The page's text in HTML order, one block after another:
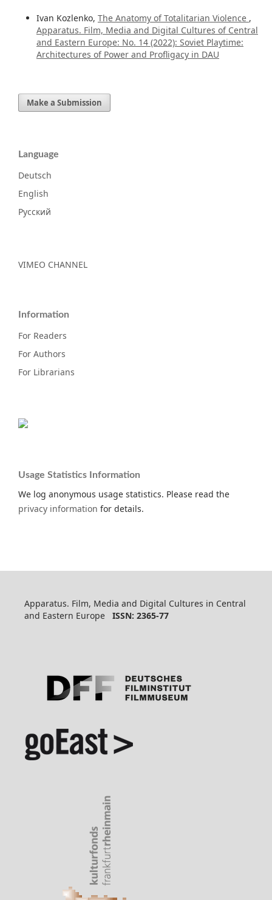
Ivan Kozlenko, The Anatomy of Totalitarian Violence ,
Apparatus. Film, Media and Digital Cultures of Central
and Eastern Europe: No. 14 (2022): Soviet Playtime:
Architectures of Power and Profligacy in DAU
Make a Submission
Language
Deutsch
English
Русский
VIMEO CHANNEL
Information
For Readers
For Authors
For Librarians
Usage Statistics Information
We log anonymous usage statistics. Please read the
privacy information for details.
Apparatus. Film, Media and Digital Cultures in Central
and Eastern Europe ISSN: 2365-77